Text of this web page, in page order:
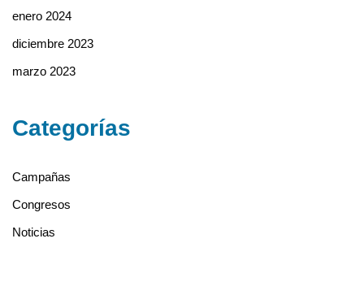
enero 2024
diciembre 2023
marzo 2023
Categorías
Campañas
Congresos
Noticias